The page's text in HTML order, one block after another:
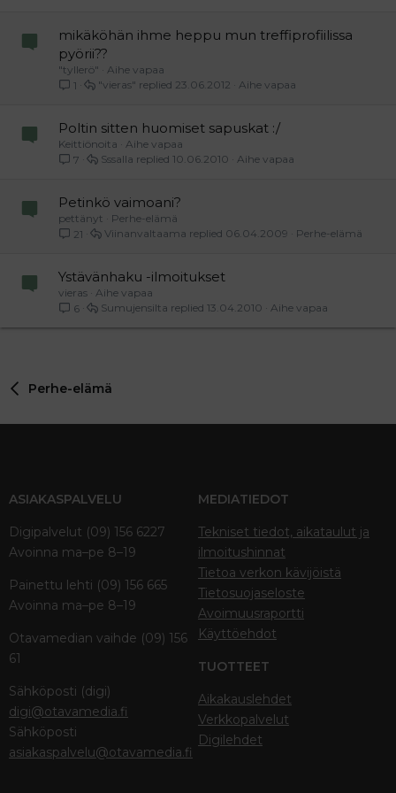
mikäköhän ihme heppu mun treffiprofiilissa
pyörii??
"tyllerö"
Aihe vapaa
1
Aihe vapaa
23.06.2012
"vieras"
Poltin sitten huomiset sapuskat :/
Keittiönoita
Aihe vapaa
7
Aihe vapaa
10.06.2010
Sssalla
Petinkö vaimoani?
pettänyt
Perhe-elämä
21
Perhe-elämä
06.04.2009
Viinanvaltaama
Ystävänhaku -ilmoitukset
vieras
Aihe vapaa
6
Aihe vapaa
13.04.2010
Sumujensilta
Perhe-elämä
ASIAKASPALVELU
Digipalvelut (09) 156 6227
Avoinna ma–pe 8–19
Painettu lehti (09) 156 665
Avoinna ma–pe 8–19
Otavamedian vaihde (09) 156
61
Sähköposti (digi)
digi@otavamedia.fi
Sähköposti
asiakaspalvelu@otavamedia.fi
MEDIATIEDOT
Tekniset tiedot, aikataulut ja
ilmoitushinnat
Tietoa verkon kävijöistä
Tietosuojaseloste
Avoimuusraportti
Käyttöehdot
TUOTTEET
Aikakauslehdet
Verkkopalvelut
Digilehdet